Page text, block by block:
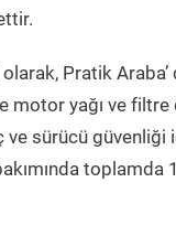
Pratik Araba’
motor yağı ve
ve sürücü güvenliği
toplamda